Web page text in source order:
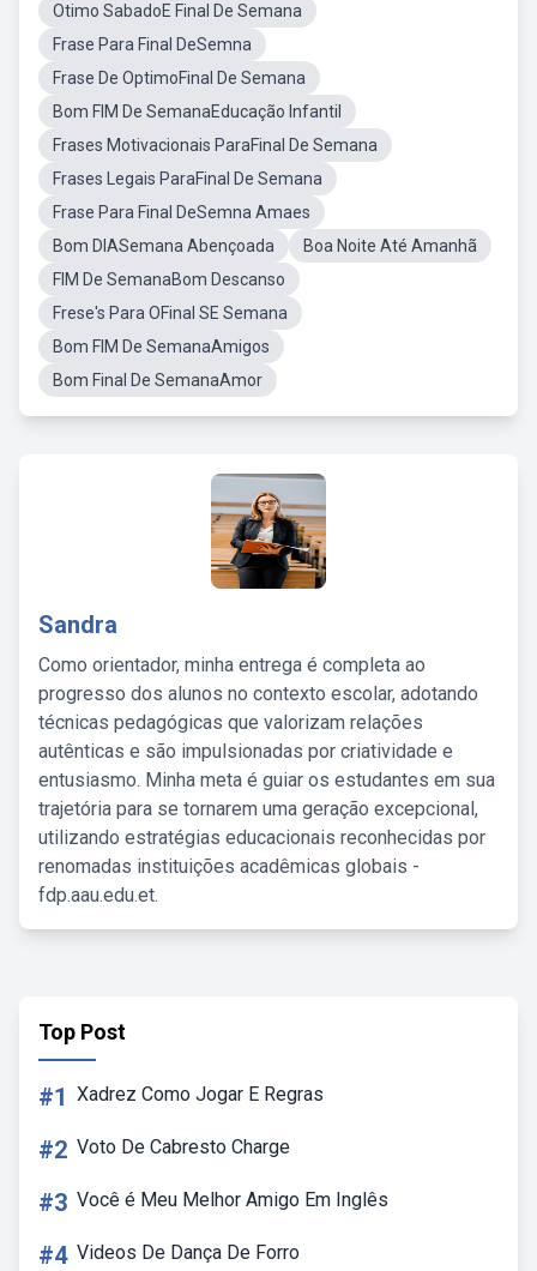
Otimo SabadoE Final De Semana
Frase Para Final DeSemna
Frase De OptimoFinal De Semana
Bom FIM De SemanaEducação Infantil
Frases Motivacionais ParaFinal De Semana
Frases Legais ParaFinal De Semana
Frase Para Final DeSemna Amaes
Bom DIASemana Abençoada
Boa Noite Até Amanhã
FIM De SemanaBom Descanso
Frese's Para OFinal SE Semana
Bom FIM De SemanaAmigos
Bom Final De SemanaAmor
Sandra
Como orientador, minha entrega é completa ao
progresso dos alunos no contexto escolar, adotando
técnicas pedagógicas que valorizam relações
autênticas e são impulsionadas por criatividade e
entusiasmo. Minha meta é guiar os estudantes em sua
trajetória para se tornarem uma geração excepcional,
utilizando estratégias educacionais reconhecidas por
renomadas instituições acadêmicas globais -
fdp.aau.edu.et.
Top Post
#1 Xadrez Como Jogar E Regras
#2 Voto De Cabresto Charge
#3 Você é Meu Melhor Amigo Em Inglês
#4 Videos De Dança De Forro